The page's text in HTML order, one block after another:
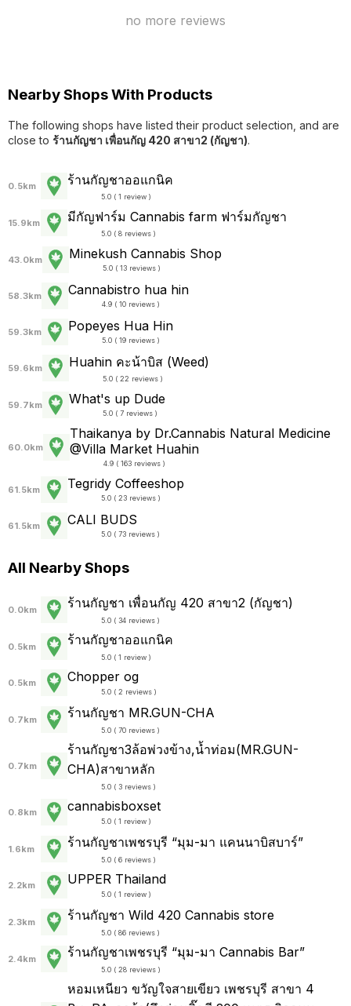
no more reviews
Nearby Shops With Products
The following shops have listed their product selection, and are
close to ร้านกัญชา เพื่อนกัญ 420 สาขา2 (กัญชา).
0.5km ร้านกัญชาออแกนิค
5.0 ( 1 review )
15.9km มีกัญฟาร์ม Cannabis farm ฟาร์มกัญชา
5.0 ( 8 reviews )
43.0km Minekush Cannabis Shop
5.0 ( 13 reviews )
58.3km Cannabistro hua hin
4.9 ( 10 reviews )
59.3km Popeyes Hua Hin
5.0 ( 19 reviews )
59.6km Huahin คะน้าบิส (Weed)
5.0 ( 22 reviews )
59.7km What's up Dude
5.0 ( 7 reviews )
60.0km
Thaikanya by Dr.Cannabis Natural Medicine
@Villa Market Huahin
4.9 ( 163 reviews )
61.5km Tegridy Coffeeshop
5.0 ( 23 reviews )
61.5km CALI BUDS
5.0 ( 73 reviews )
All Nearby Shops
0.0km ร้านกัญชา เพื่อนกัญ 420 สาขา2 (กัญชา)
5.0 ( 34 reviews )
0.5km ร้านกัญชาออแกนิค
5.0 ( 1 review )
0.5km Chopper og
5.0 ( 2 reviews )
0.7km ร้านกัญชา MR.GUN-CHA
5.0 ( 70 reviews )
0.7km
ร้านกัญชา3ล้อพ่วงข้าง,น้ำท่อม(MR.GUN-
CHA)สาขาหลัก
5.0 ( 3 reviews )
0.8km cannabisboxset
5.0 ( 1 review )
1.6km ร้านกัญชาเพชรบุรี “มุม-มา แคนนาบิสบาร์”
5.0 ( 6 reviews )
2.2km UPPER Thailand
5.0 ( 1 review )
2.3km ร้านกัญชา Wild 420 Cannabis store
5.0 ( 86 reviews )
2.4km ร้านกัญชาเพชรบุรี “มุม-มา Cannabis Bar”
5.0 ( 28 reviews )
หอมเหนียว ขวัญใจสายเขียว เพชรบุรี สาขา 4